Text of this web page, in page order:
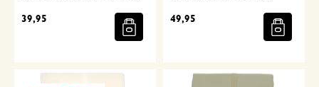
39,95 49,95